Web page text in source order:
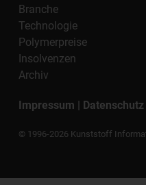
Branche
Technologie
Polymerpreise
Insolvenzen
Archiv
Impressum | Datenschutz
© 1996-2026 Kunststoff